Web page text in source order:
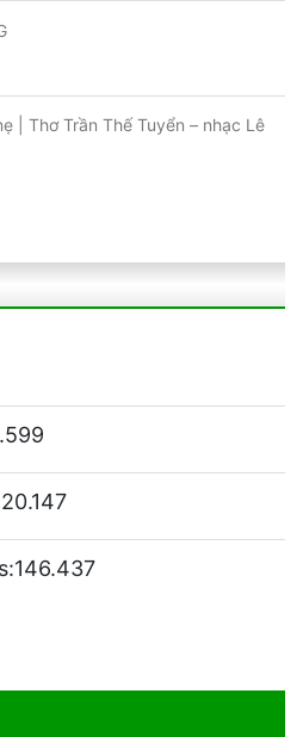
| Thơ Trần Thế Tuyển – nhạc Lê
20.147
146.437